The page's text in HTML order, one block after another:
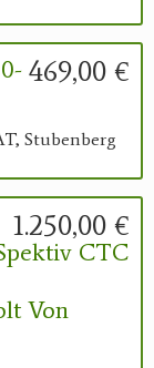
469,00 €
Stubenberg
1.250,00 €
CTC
Von